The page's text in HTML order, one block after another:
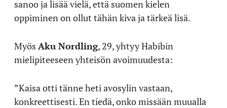
sanoo ja lisää vielä, että suomen kielen
oppiminen on ollut tähän kiva ja tärkeä lisä.
Myös Aku Nordling, 29, yhtyy Habibin
mielipiteeseen yhteisön avoimuudesta:
”Kaisa otti tänne heti avosylin vastaan,
konkreettisesti. En tiedä, onko missään muualla